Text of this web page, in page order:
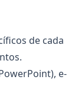
de cada
e-